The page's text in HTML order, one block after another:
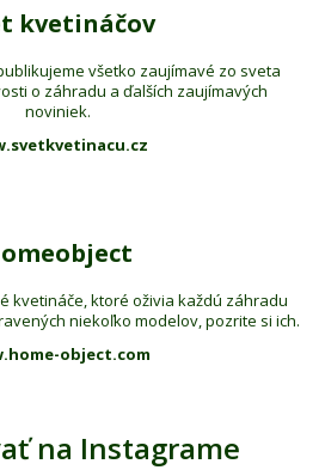
kvetináčov
všetko zaujímavé zo sveta
o záhradu a ďalších zaujímavých
noviniek.
kvetináče, ktoré oživia každú záhradu
niekoľko modelov, pozrite si ich.
object.com
na Instagrame